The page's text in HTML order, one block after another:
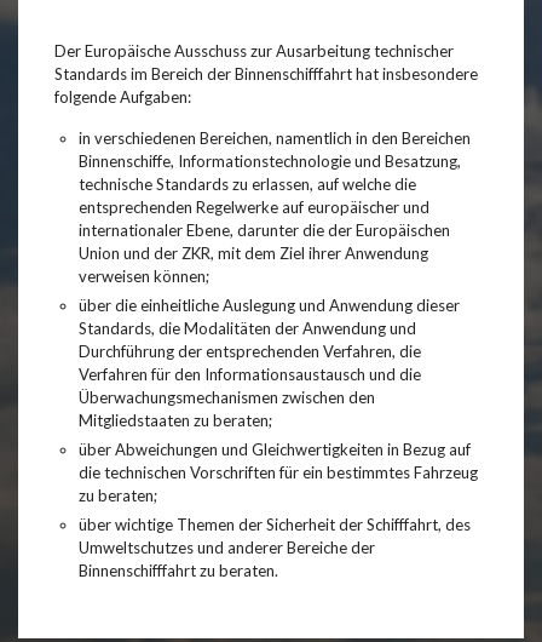
Der Europäische Ausschuss zur Ausarbeitung technischer
Standards im Bereich der Binnenschifffahrt hat insbesondere
folgende Aufgaben:
in verschiedenen Bereichen, namentlich in den Bereichen
Binnenschiffe, Informationstechnologie und Besatzung,
technische Standards zu erlassen, auf welche die
entsprechenden Regelwerke auf europäischer und
internationaler Ebene, darunter die der Europäischen
Union und der ZKR, mit dem Ziel ihrer Anwendung
verweisen können;
über die einheitliche Auslegung und Anwendung dieser
Standards, die Modalitäten der Anwendung und
Durchführung der entsprechenden Verfahren, die
Verfahren für den Informationsaustausch und die
Überwachungsmechanismen zwischen den
Mitgliedstaaten zu beraten;
über Abweichungen und Gleichwertigkeiten in Bezug auf
die technischen Vorschriften für ein bestimmtes Fahrzeug
zu beraten;
über wichtige Themen der Sicherheit der Schifffahrt, des
Umweltschutzes und anderer Bereiche der
Binnenschifffahrt zu beraten.